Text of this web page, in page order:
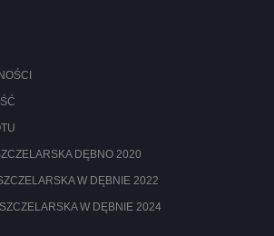
DĘBNO 2020
W DĘBNIE 2022
W DĘBNIE 2024